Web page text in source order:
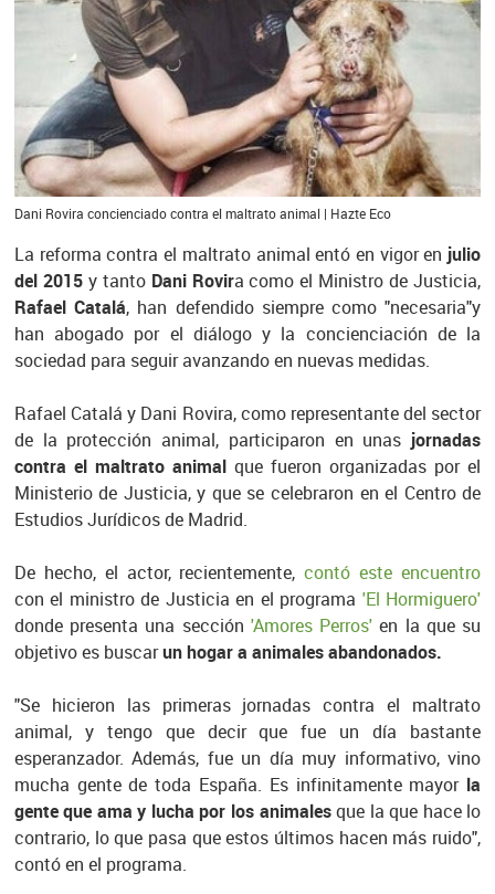
Dani Rovira concienciado contra el maltrato animal | Hazte Eco
La reforma contra el maltrato animal entó en vigor en julio
del 2015y tanto Dani Rovira como el Ministro de Justicia,
Rafael Catalá, han defendido siempre como "necesaria"y
han abogado por el diálogo y la concienciación de la
sociedad para seguir avanzando en nuevas medidas.
Rafael Catalá y Dani Rovira, como representante del sector
de la protección animal, participaron en unas jornadas
contra el maltrato animalque fueron organizadas por el
Ministerio de Justicia, y que se celebraron en el Centro de
Estudios Jurídicos de Madrid.
De hecho, el actor, recientemente, contó este encuentro
con el ministro de Justicia en el programa 'El Hormiguero'
donde presenta una sección 'Amores Perros'en la que su
objetivo es buscarun hogar a animales abandonados.
"Se hicieron las primeras jornadas contra el maltrato
animal, y tengo que decir que fue un día bastante
esperanzador. Además, fue un día muy informativo, vino
mucha gente de toda España. Es infinitamente mayorla
gente que ama y lucha por los animalesque la que hace lo
contrario, lo que pasa que estos últimos hacen más ruido",
contó en el programa.